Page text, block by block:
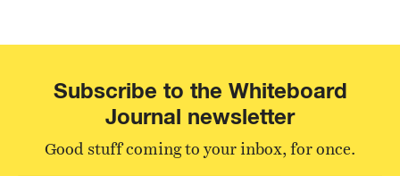
Subscribe to the Whiteboard
Journal newsletter
Good stuff coming to your inbox, for once.